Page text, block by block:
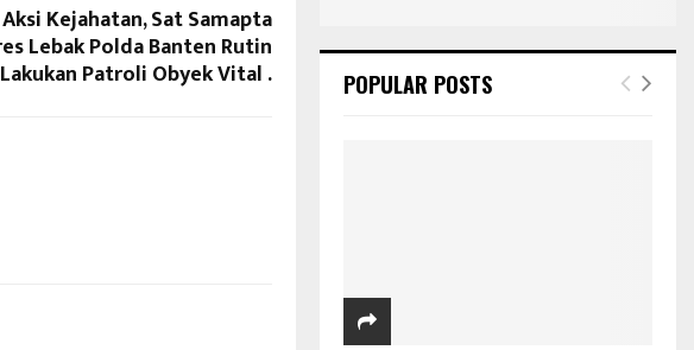
Kejahatan, Sat Samapta
Lebak Polda Banten Rutin
Lakukan Patroli Obyek Vital . POPULAR POSTS